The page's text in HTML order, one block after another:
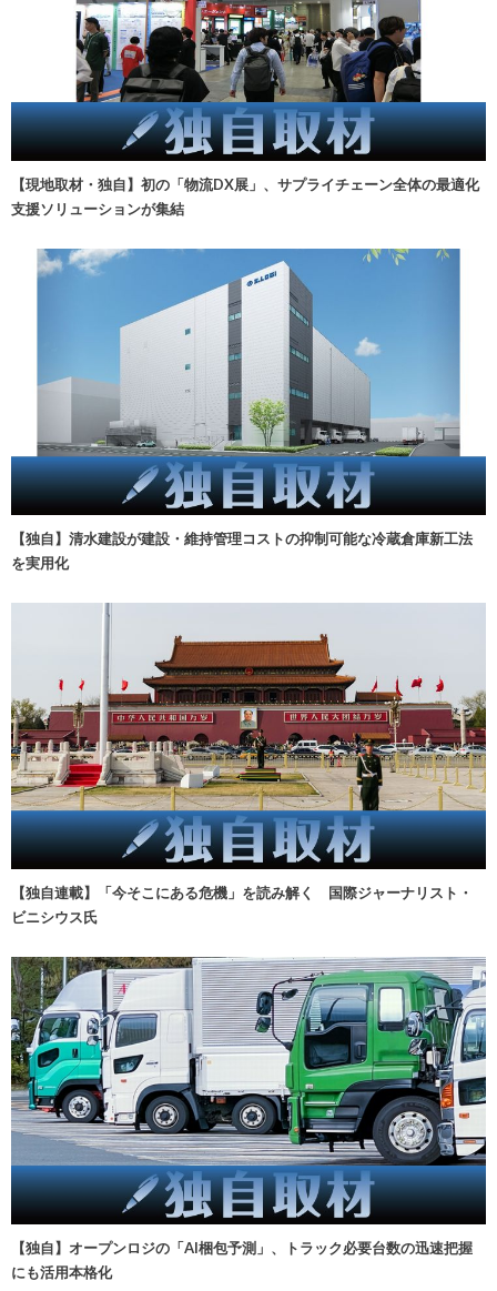
【現地取材・独自】初の「物流DX展」、サプライチェーン全体の最適化
支援ソリューションが集結
【独自】清水建設が建設・維持管理コストの抑制可能な冷蔵倉庫新工法
を実用化
【独自連載】「今そこにある危機」を読み解く 国際ジャーナリスト・
ビニシウス氏
【独自】オープンロジの「AI梱包予測」、トラック必要台数の迅速把握
にも活用本格化